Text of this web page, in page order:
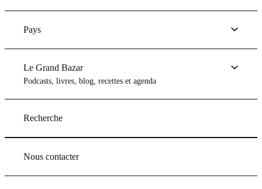
Pays
Le Grand Bazar
Podcasts, livres, blog, recettes et agenda
Recherche
Nous contacter